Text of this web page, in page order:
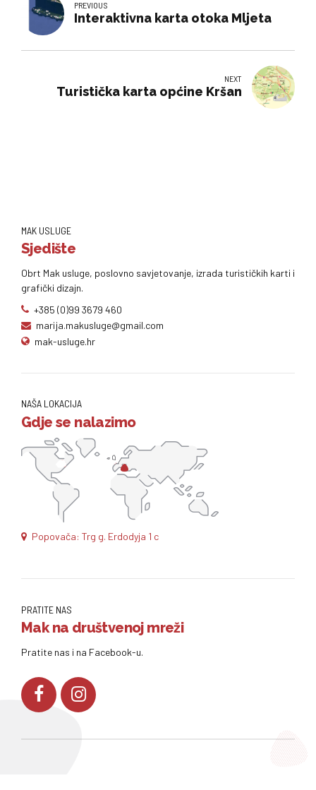
PREVIOUS
Interaktivna karta otoka Mljeta
NEXT
Turistička karta općine Kršan
MAK USLUGE
Sjedište
Obrt Mak usluge, poslovno savjetovanje, izrada turističkih karti i
grafički dizajn.
+385 (0)99 3679 460
marija.makusluge@gmail.com
mak-usluge.hr
NAŠA LOKACIJA
Gdje se nalazimo
Popovača: Trg g. Erdodyja 1 c
PRATITE NAS
Mak na društvenoj mreži
Pratite nas i na Facebook-u.